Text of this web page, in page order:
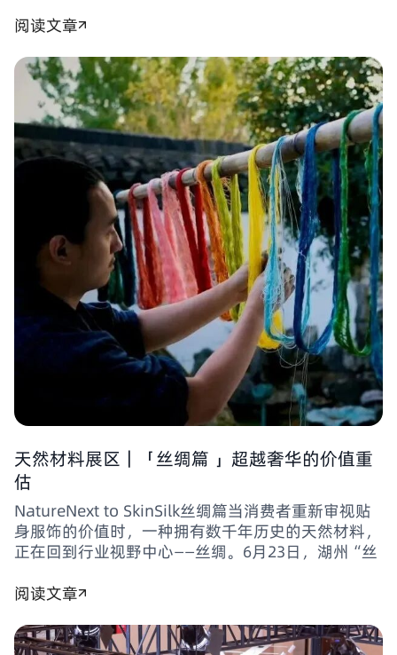
阅读文章
天然材料展区｜「丝绸篇 」超越奢华的价值重
估
NatureNext to SkinSilk丝绸篇当消费者重新审视贴
身服饰的价值时，一种拥有数千年历史的天然材料，
正在回到行业视野中心——丝绸。6月23日，湖州“丝
阅读文章